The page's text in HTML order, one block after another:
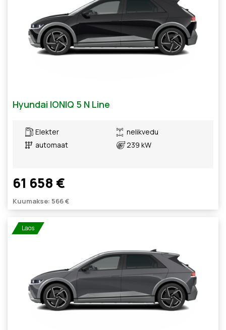
Hyundai IONIQ 5 N Line
Elekter
automaat
nelikvedu
239 kW
61 658 €
Kuumakse: 566 €
Laos